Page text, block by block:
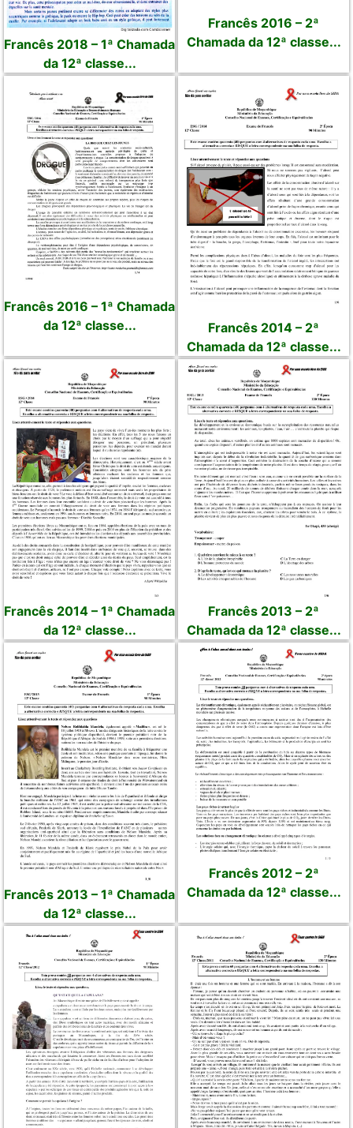
Francês 2018 – 1ª Chamada
da 12ª classe...
Francês 2016 – 2ª
Chamada da 12ª classe...
Francês 2016 – 1ª Chamada
da 12ª classe...
Francês 2014 – 2ª
Chamada da 12ª classe...
Francês 2014 – 1ª Chamada
da 12ª classe...
Francês 2013 – 2ª
Chamada da 12ª classe...
Francês 2013 – 1ª Chamada
da 12ª classe...
Francês 2012 – 2ª
Chamada da 12ª classe...